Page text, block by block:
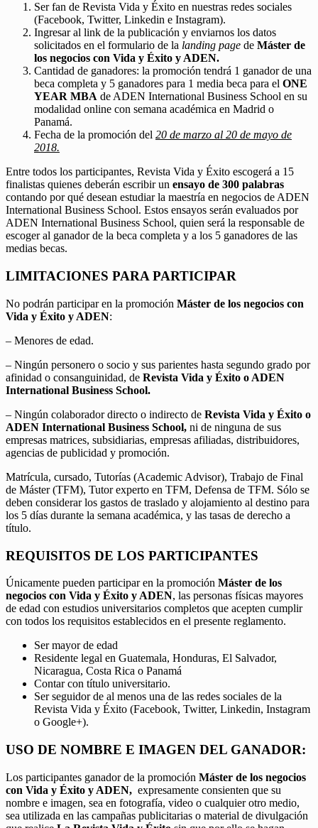
Ser fan de Revista Vida y Éxito en nuestras redes sociales
(Facebook, Twitter, Linkedin e Instagram).
Ingresar al link de la publicación y enviarnos los datos
solicitados en el formulario de la landing page de Máster de
los negocios con Vida y Éxito y ADEN.
Cantidad de ganadores: la promoción tendrá 1 ganador de una
beca completa y 5 ganadores para 1 media beca para el ONE
YEAR MBA de ADEN International Business School en su
modalidad online con semana académica en Madrid o
Panamá.
Fecha de la promoción del 20 de marzo al 20 de mayo de
2018.
Entre todos los participantes, Revista Vida y Éxito escogerá a 15
finalistas quienes deberán escribir un ensayo de 300 palabras
contando por qué desean estudiar la maestría en negocios de ADEN
International Business School. Estos ensayos serán evaluados por
ADEN International Business School, quien será la responsable de
escoger al ganador de la beca completa y a los 5 ganadores de las
medias becas.
LIMITACIONES PARA PARTICIPAR
No podrán participar en la promoción Máster de los negocios con
Vida y Éxito y ADEN:
– Menores de edad.
– Ningún personero o socio y sus parientes hasta segundo grado por
afinidad o consanguinidad, de Revista Vida y Éxito o ADEN
International Business School.
– Ningún colaborador directo o indirecto de Revista Vida y Éxito o
ADEN International Business School, ni de ninguna de sus
empresas matrices, subsidiarias, empresas afiliadas, distribuidores,
agencias de publicidad y promoción.
Matrícula, cursado, Tutorías (Academic Advisor), Trabajo de Final
de Máster (TFM), Tutor experto en TFM, Defensa de TFM. Sólo se
deben considerar los gastos de traslado y alojamiento al destino para
los 5 días durante la semana académica, y las tasas de derecho a
título.
REQUISITOS DE LOS PARTICIPANTES
Únicamente pueden participar en la promoción Máster de los
negocios con Vida y Éxito y ADEN, las personas físicas mayores
de edad con estudios universitarios completos que acepten cumplir
con todos los requisitos establecidos en el presente reglamento.
Ser mayor de edad
Residente legal en Guatemala, Honduras, El Salvador,
Nicaragua, Costa Rica o Panamá
Contar con título universitario.
Ser seguidor de al menos una de las redes sociales de la
Revista Vida y Éxito (Facebook, Twitter, Linkedin, Instagram
o Google+).
USO DE NOMBRE E IMAGEN DEL GANADOR:
Los participantes ganador de la promoción Máster de los negocios
con Vida y Éxito y ADEN, expresamente consienten que su
nombre e imagen, sea en fotografía, video o cualquier otro medio,
sea utilizada en las campañas publicitarias o material de divulgación